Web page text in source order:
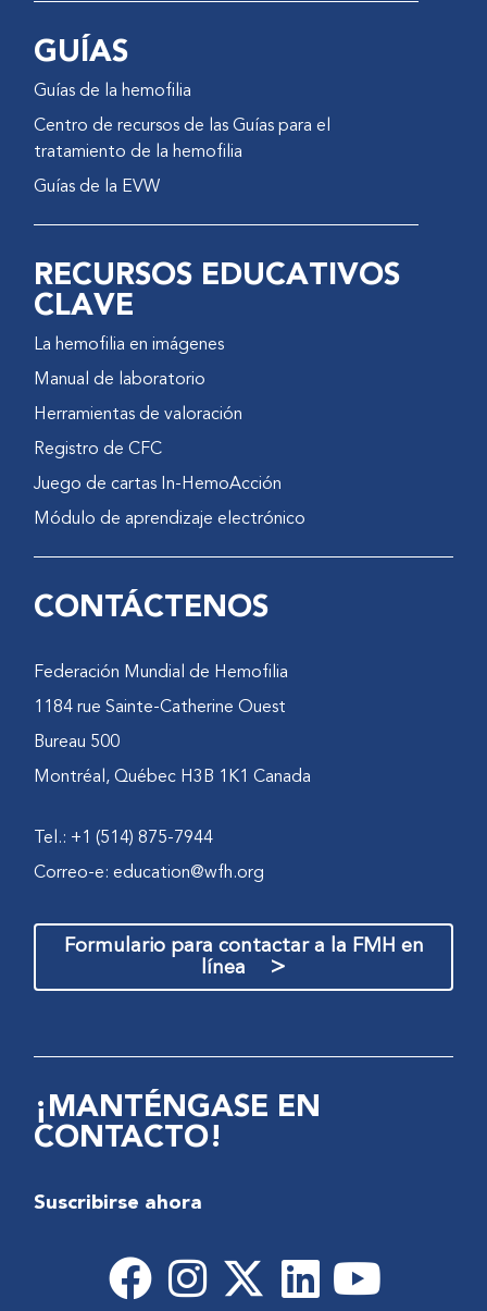
GUÍAS
Guías de la hemofilia
Centro de recursos de las Guías para el
tratamiento de la hemofilia
Guías de la EVW
RECURSOS EDUCATIVOS
CLAVE
La hemofilia en imágenes
Manual de laboratorio
Herramientas de valoración
Registro de CFC
Juego de cartas In-HemoAcción
Módulo de aprendizaje electrónico
CONTÁCTENOS
Federación Mundial de Hemofilia
1184 rue Sainte-Catherine Ouest
Bureau 500
Montréal, Québec H3B 1K1 Canada
Tel.: +1 (514) 875-7944
Correo-e:education@wfh.org
Formulario para contactar a la FMH en
línea
>
¡MANTÉNGASE EN
CONTACTO!
Suscribirse ahora